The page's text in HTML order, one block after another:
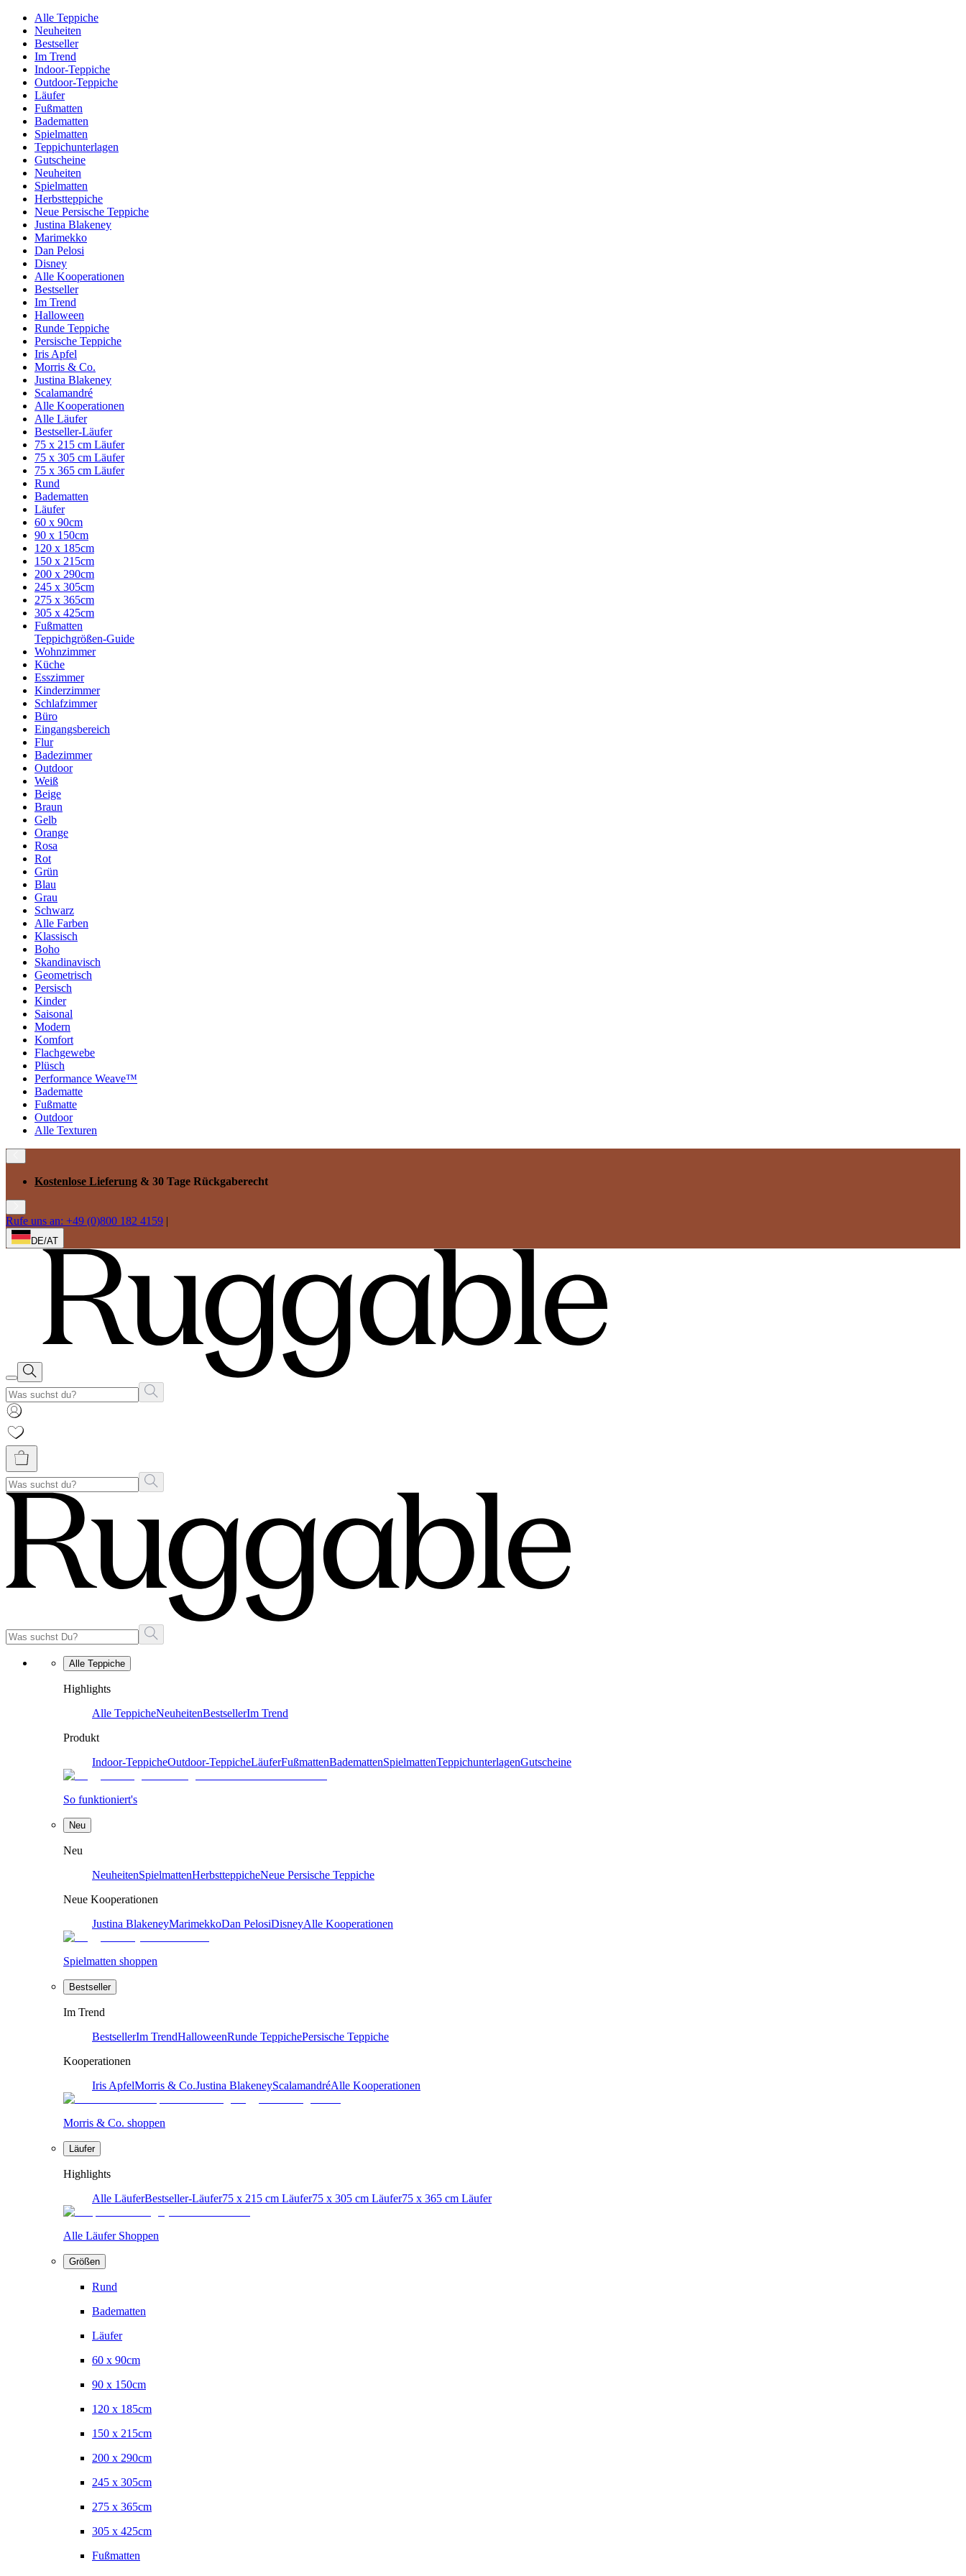
Alle Teppiche
Neuheiten
Bestseller
Im Trend
Indoor-Teppiche
Outdoor-Teppiche
Läufer
Fußmatten
Badematten
Spielmatten
Teppichunterlagen
Gutscheine
Neuheiten
Spielmatten
Herbstteppiche
Neue Persische Teppiche
Justina Blakeney
Marimekko
Dan Pelosi
Disney
Alle Kooperationen
Bestseller
Im Trend
Halloween
Runde Teppiche
Persische Teppiche
Iris Apfel
Morris & Co.
Justina Blakeney
Scalamandré
Alle Kooperationen
Alle Läufer
Bestseller-Läufer
75 x 215 cm Läufer
75 x 305 cm Läufer
75 x 365 cm Läufer
Rund
Badematten
Läufer
60 x 90cm
90 x 150cm
120 x 185cm
150 x 215cm
200 x 290cm
245 x 305cm
275 x 365cm
305 x 425cm
Fußmatten
Teppichgrößen-Guide
Wohnzimmer
Küche
Esszimmer
Kinderzimmer
Schlafzimmer
Büro
Eingangsbereich
Flur
Badezimmer
Outdoor
Weiß
Beige
Braun
Gelb
Orange
Rosa
Rot
Grün
Blau
Grau
Schwarz
Alle Farben
Klassisch
Boho
Skandinavisch
Geometrisch
Persisch
Kinder
Saisonal
Modern
Komfort
Flachgewebe
Plüsch
Performance Weave™
Badematte
Fußmatte
Outdoor
Alle Texturen
Kostenlose Lieferung & 30 Tage Rückgaberecht
Rufe uns an: +49 (0)800 182 4159 |
DE/AT
Alle Teppiche
Highlights
Alle TeppicheNeuheitenBestsellerIm Trend
Produkt
Indoor-TeppicheOutdoor-TeppicheLäuferFußmattenBademattenSpielmattenTeppichunterlagenGutscheine
So funktioniert's
Neu
Neu
NeuheitenSpielmattenHerbstteppicheNeue Persische Teppiche
Neue Kooperationen
Justina BlakeneyMarimekkoDan PelosiDisneyAlle Kooperationen
Spielmatten shoppen
Bestseller
Im Trend
BestsellerIm TrendHalloweenRunde TeppichePersische Teppiche
Kooperationen
Iris ApfelMorris & Co.Justina BlakeneyScalamandréAlle Kooperationen
Morris & Co. shoppen
Läufer
Highlights
Alle LäuferBestseller-Läufer75 x 215 cm Läufer75 x 305 cm Läufer75 x 365 cm Läufer
Alle Läufer Shoppen
Größen
Rund
Badematten
Läufer
60 x 90cm
90 x 150cm
120 x 185cm
150 x 215cm
200 x 290cm
245 x 305cm
275 x 365cm
305 x 425cm
Fußmatten